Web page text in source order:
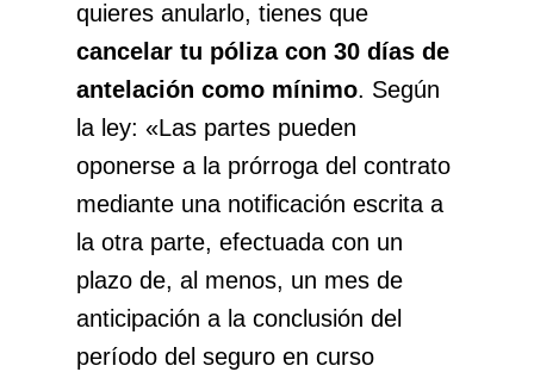
quieres anularlo, tienes que
cancelar tu póliza con 30 días de
antelación como mínimo. Según
la ley: «Las partes pueden
oponerse a la prórroga del contrato
mediante una notificación escrita a
la otra parte, efectuada con un
plazo de, al menos, un mes de
anticipación a la conclusión del
período del seguro en curso